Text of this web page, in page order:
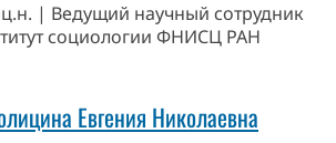
| Ведущий научный сотрудник
социологии ФНИСЦ РАН
Евгения Николаевна